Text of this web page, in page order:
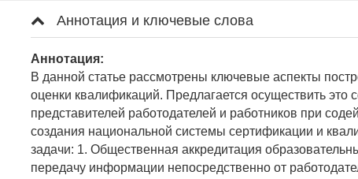
Аннотация и ключевые слова
Аннотация:
В данной статье рассмотрены ключевые аспекты
оценки квалификаций. Предлагается осуществить это
представителей работодателей и работников при
создания национальной системы сертификации и
задачи: 1. Общественная аккредитация
передачу информации непосредственно от